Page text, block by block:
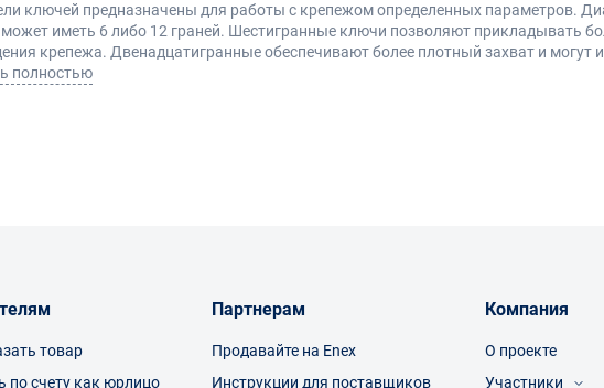
ключей предназначены для работы с крепежом определенных параметров.
иметь 6 либо 12 граней. Шестигранные ключи позволяют прикладывать
крепежа. Двенадцатигранные обеспечивают более плотный захват и могут
внимание на форму инструмента:
гаечные ключи могут изготавливать из нержавеющей стали, титана, сплавов
использовать технологию оцинковки для повышения антикоррозийных
инструмент стоит дорого, но цена окупается уникальными
полностью
товар
по счету как юрлицо
Партнерам
Продавайте на Enex
Инструкции для поставщиков
Компания
О проекте
Участники